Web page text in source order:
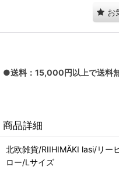
お
●送料：15,000円以上で送料
商品詳細
北欧雑貨/RIIHIMÄKI lasi/リー
ロー/Lサイズ